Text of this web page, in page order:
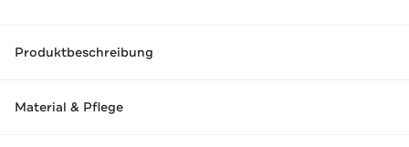
Produktbeschreibung
Material & Pflege